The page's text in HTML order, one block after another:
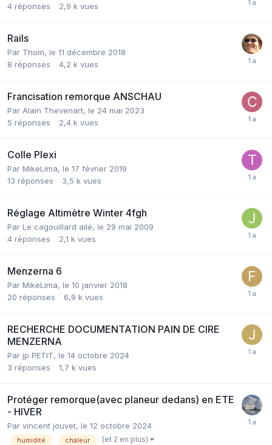
4 réponses 2,9 k vues
Rails
Par Thom, le 11 décembre 2018
8 réponses 4,2 k vues
Francisation remorque ANSCHAU
Par Alain Thevenart, le 24 mai 2023
5 réponses 2,4 k vues
Colle Plexi
Par MikeLima, le 17 février 2019
13 réponses 3,5 k vues
Réglage Altimètre Winter 4fgh
Par Le cagouillard ailé, le 29 mai 2009
4 réponses 2,1 k vues
Menzerna 6
Par MikeLima, le 10 janvier 2018
20 réponses 6,9 k vues
RECHERCHE DOCUMENTATION PAIN DE CIRE
MENZERNA
Par jp PETIT, le 14 octobre 2024
3 réponses 1,7 k vues
Protéger remorque(avec planeur dedans) en ETE
- HIVER
Par vincent jouvet, le 12 octobre 2024
humidité chaleur (et 2 en plus)